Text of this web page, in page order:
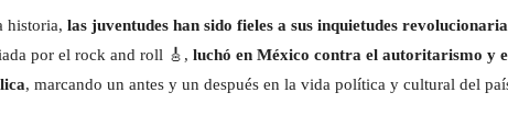
historia, las juventudes han sido fieles a sus inquietudes
por el rock and roll 🎸, luchó en México contra el autoritarismo y
, marcando un antes y un después en la vida política y cultural del